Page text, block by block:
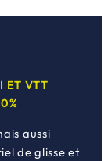
ET VTT
aussi
de glisse et